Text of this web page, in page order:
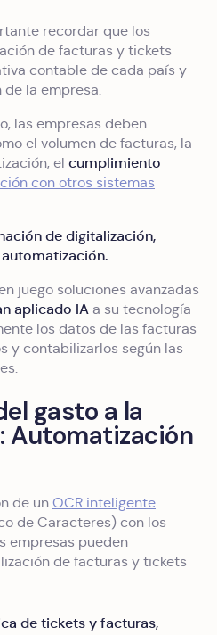
recordar que los
de facturas y tickets
contable de cada país y
la empresa.
las empresas deben
el volumen de facturas, la
el cumplimiento
con otros sistemas
de digitalización,
juego soluciones avanzadas
aplicado IA a su tecnología
los datos de las facturas
y contabilizarlos según las
gasto a la
Automatización
de un OCR inteligente
de Caracteres) con los
empresas pueden
de facturas y tickets
de tickets y facturas,